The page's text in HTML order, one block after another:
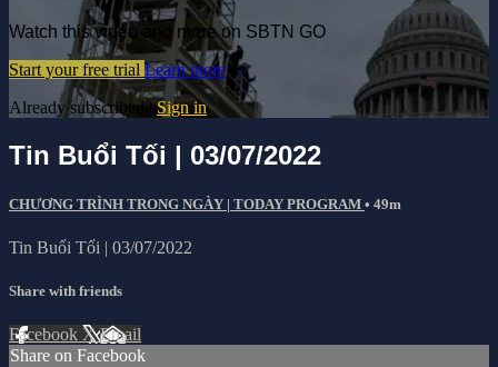
Watch this video and more on SBTN GO
Start your free trial Learn more
Already subscribed?Sign in
Tin Buổi Tối | 03/07/2022
CHƯƠNG TRÌNH TRONG NGÀY | TODAY PROGRAM • 49m
Tin Buổi Tối | 03/07/2022
Share with friends
Facebook XEmail
Share on Facebook